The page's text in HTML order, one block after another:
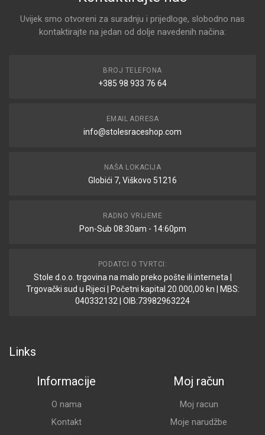
Uvijek smo otvoreni za suradnju i prijedloge, slobodno nas
kontaktirajte na jedan od dolje navedenih načina:
BROJ TELEFONA
+385 98 933 76 64
EMAIL ADRESA
info@stolesraceshop.com
NAŠA LOKACIJA
Globići 7, Viškovo 51216
RADNO VRIJEME
Pon-Sub 08:30am - 14:60pm
PODATCI O TVRTCI:
Stole d.o.o. trgovina na malo preko pošte ili interneta |
Trgovački sud u Rijeci | Početni kapital 20.000,00 kn | MBS:
040332132 | OIB:73982963224
Links
Informacije
O nama
Kontakt
Moj račun
Moj racun
Moje narudžbe